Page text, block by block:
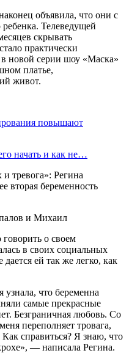
объявила, что они с
Телеведущей
скрывать
практически
новой серии шоу «Маска»
платье,
живот.
повышают
начать и как не…
и Михаил
о своем
в своих социальных
дается ей так же легко, как
узнала, что беременна
самые прекрасные
Безграничная любовь. Со
переполняет тровага,
Как справиться? Я знаю, что
— написала Регина.